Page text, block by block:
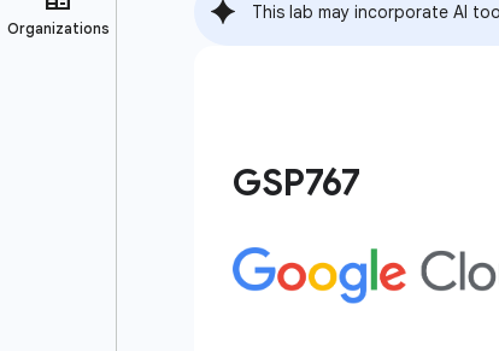
This lab may incorporate AI
GSP767